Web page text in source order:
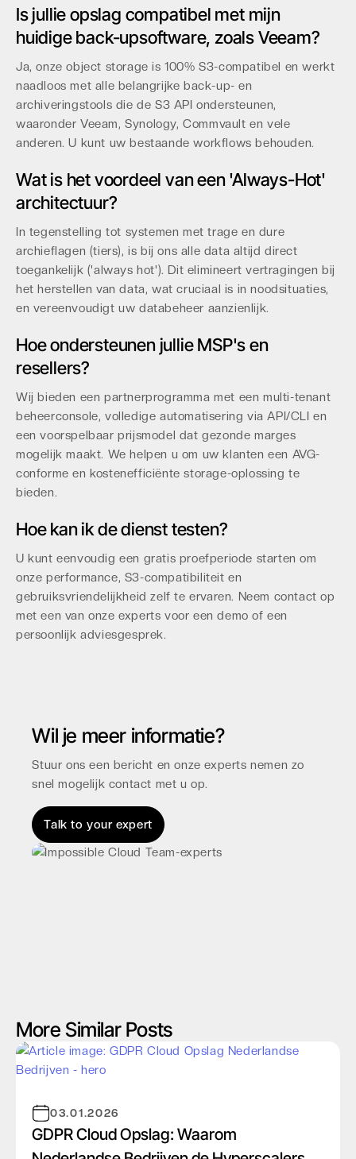
Is jullie opslag compatibel met mijn
huidige back-upsoftware, zoals Veeam?
Ja, onze object storage is 100% S3-compatibel en werkt
naadloos met alle belangrijke back-up- en
archiveringstools die de S3 API ondersteunen,
waaronder Veeam, Synology, Commvault en vele
anderen. U kunt uw bestaande workflows behouden.
Wat is het voordeel van een 'Always-Hot'
architectuur?
In tegenstelling tot systemen met trage en dure
archieflagen (tiers), is bij ons alle data altijd direct
toegankelijk ('always hot'). Dit elimineert vertragingen bij
het herstellen van data, wat cruciaal is in noodsituaties,
en vereenvoudigt uw databeheer aanzienlijk.
Hoe ondersteunen jullie MSP's en
resellers?
Wij bieden een partnerprogramma met een multi-tenant
beheerconsole, volledige automatisering via API/CLI en
een voorspelbaar prijsmodel dat gezonde marges
mogelijk maakt. We helpen u om uw klanten een AVG-
conforme en kostenefficiënte storage-oplossing te
bieden.
Hoe kan ik de dienst testen?
U kunt eenvoudig een gratis proefperiode starten om
onze performance, S3-compatibiliteit en
gebruiksvriendelijkheid zelf te ervaren. Neem contact op
met een van onze experts voor een demo of een
persoonlijk adviesgesprek.
Wil je meer informatie?
Stuur ons een bericht en onze experts nemen zo
snel mogelijk contact met u op.
Talk to your expert
More Similar Posts
03.01.2026
GDPR Cloud Opslag: Waarom